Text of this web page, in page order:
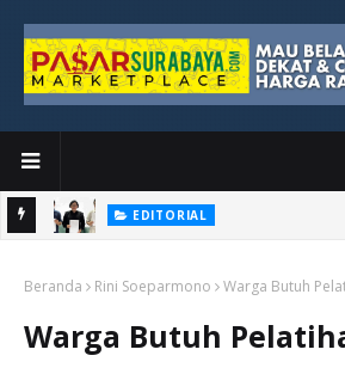
EDITORIAL
Beranda Rini Soeparmono Warga Butuh
Warga Butuh